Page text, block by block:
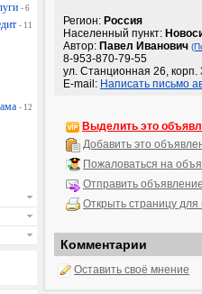
Регион: Россия
Населенный пункт:
Автор: Павел Иванович
8-953-870-79-55
ул. Станционная 26, корп.
E-mail: Написать письмо
Выделить это
Добавить это
Пожаловаться на
Отправить
Открыть страницу для
Комментарии
Оставить своё мнение
- 6
- 11
- 12